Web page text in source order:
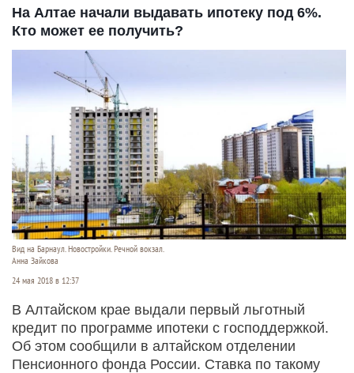
На Алтае начали выдавать ипотеку под 6%.
Кто может ее получить?
Вид на Барнаул. Новостройки. Речной вокзал.
Анна Зайкова
24 мая 2018 в 12:37
В Алтайском крае выдали первый льготный
кредит по программе ипотеки с господдержкой.
Об этом сообщили в алтайском отделении
Пенсионного фонда России. Ставка по такому